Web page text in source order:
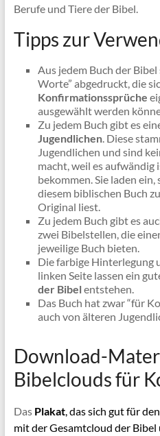
Berufe und Tiere der Bibel.
Tipps zur
Aus jedem Buch der
Worte” abgedruckt, die
Konfirmationssprüche
ausgewählt werden
Zu jedem Buch gibt es
Jugendlichen. Diese
Jugendlichen und sind
macht, weil es aufwändig
bekommen. Sie laden
diesem biblischen Buch
Original liest.
Zu jedem Buch gibt es
zwei Bibelstellen, die
jeweilige Buch bieten.
Die farbige Hinterlegung
linken Seite lassen ein
der Bibelentstehen.
Das Buch hat zwar “für
auch von älteren
Download-
Bibelclouds für
Das Plakat, das sich gut für
mit der Gesamtcloud der